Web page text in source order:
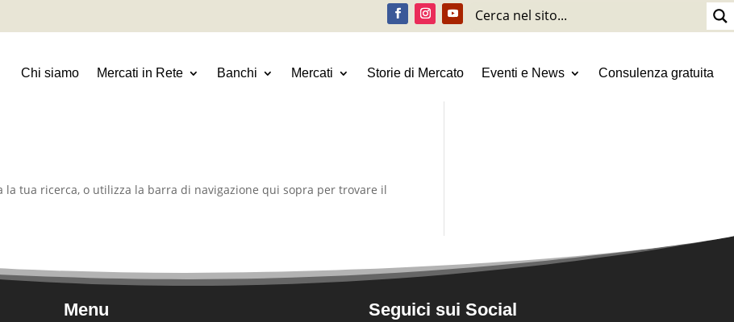
Chi siamo Mercati in Rete Banchi Mercati Storie di Mercato Eventi e News Consulenza gratuita
la tua ricerca, o utilizza la barra di navigazione qui sopra per trovare il
Menu Seguici sui Social